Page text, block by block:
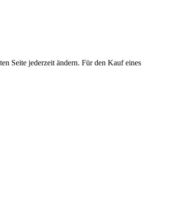
Seite jederzeit ändern. Für den Kauf eines